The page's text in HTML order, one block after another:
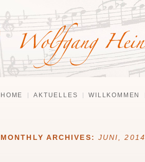
HOME AKTUELLES WILLKOMMEN
MONTHLY ARCHIVES: JUNI, 2014